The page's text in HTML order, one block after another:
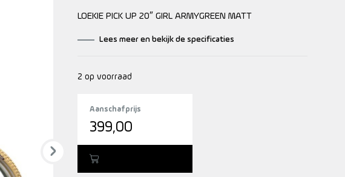
LOEKIE PICK UP 20″ GIRL ARMYGREEN MATT
Lees meer en bekijk de specificaties
2 op voorraad
Aanschafprijs
399,00